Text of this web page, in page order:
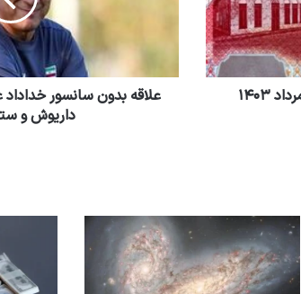
علاقه بدون سانسور
داریوش و